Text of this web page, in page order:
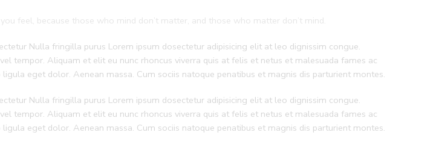
feel, because those who mind don’t matter, and those who matter don’t mind.
Nulla fringilla purus Lorem ipsum dosectetur adipisicing elit at leo dignissim congue.
tempor. Aliquam et elit eu nunc rhoncus viverra quis at felis et netus et malesuada fames ac
eget dolor. Aenean massa. Cum sociis natoque penatibus et magnis dis parturient montes.
Nulla fringilla purus Lorem ipsum dosectetur adipisicing elit at leo dignissim congue.
tempor. Aliquam et elit eu nunc rhoncus viverra quis at felis et netus et malesuada fames ac
eget dolor. Aenean massa. Cum sociis natoque penatibus et magnis dis parturient montes.